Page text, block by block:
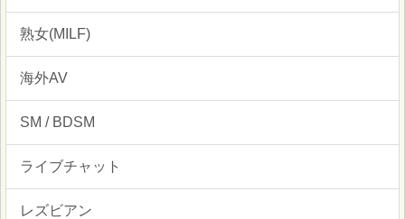
熟女(MILF)
海外AV
SM / BDSM
ライブチャット
レズビアン